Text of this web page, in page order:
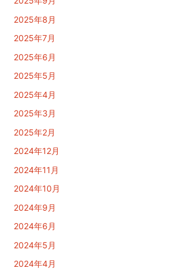
2025年8月
2025年7月
2025年6月
2025年5月
2025年4月
2025年3月
2025年2月
2024年12月
2024年11月
2024年10月
2024年9月
2024年6月
2024年5月
2024年4月